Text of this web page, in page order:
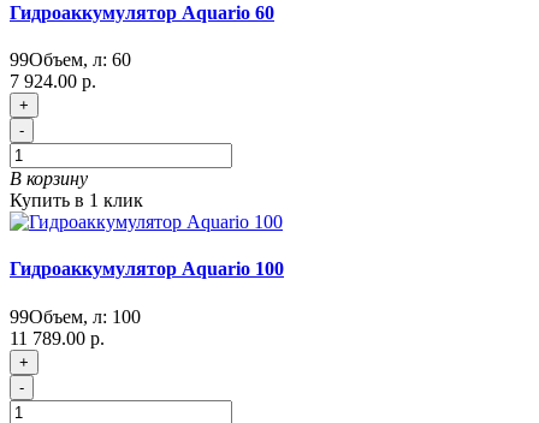
Гидроаккумулятор Aquario 60
99Объем, л: 60
7 924.00 р.
+
-
В корзину
Купить в 1 клик
Гидроаккумулятор Aquario 100
99Объем, л: 100
11 789.00 р.
+
-